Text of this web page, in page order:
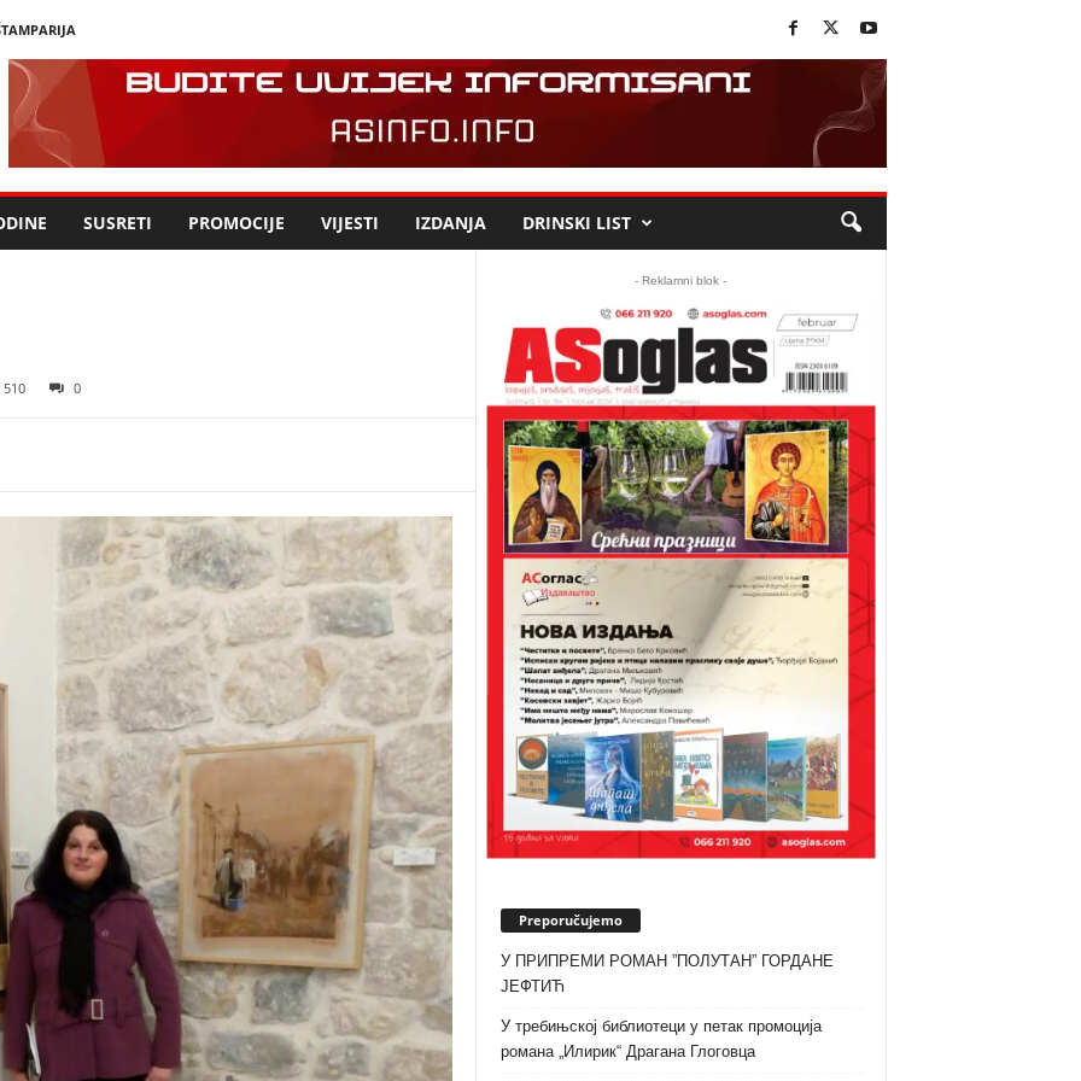
SUSRETI PROMOCIJE VIJESTI IZDANJA DRINSKI LIST
510 0
- Reklamni blok -
Preporučujemo
У ПРИПРЕМИ РОМАН ”ПОЛУТАН” ГОРДАНЕ
ЈЕФТИЋ
У требињској библиотеци у петак промоција
романа „Илирик“ Драгана Глоговца